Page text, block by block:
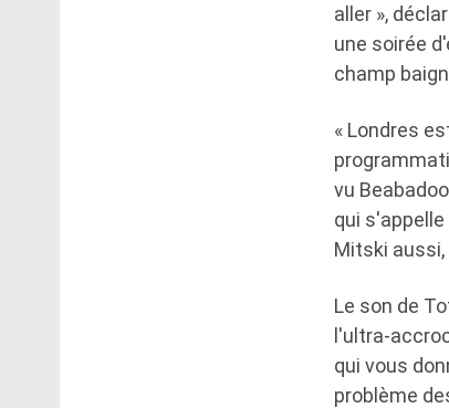
aller »,
une soirée
champ
« Londres
vu
qui
Mitski
Le son de
l'ultra-
qui vous
problème